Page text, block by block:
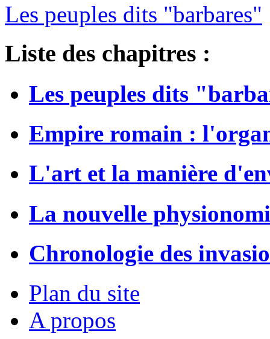
Les peuples dits "barbares"
Liste des chapitres :
Les peuples dits
Empire romain :
L'art et la manière
La nouvelle
Chronologie des
Plan du site
A propos